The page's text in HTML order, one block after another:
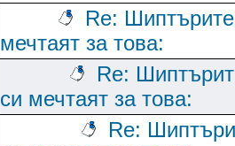
Re:
мечтаят за това:
Re:
си мечтаят за това:
Re: